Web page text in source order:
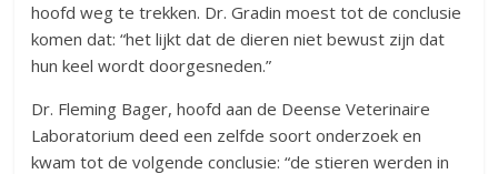
hoofd weg te trekken. Dr. Gradin moest tot de conclusie
komen dat: “het lijkt dat de dieren niet bewust zijn dat
hun keel wordt doorgesneden.”
Dr. Fleming Bager, hoofd aan de Deense Veterinaire
Laboratorium deed een zelfde soort onderzoek en
kwam tot de volgende conclusie: “de stieren werden in